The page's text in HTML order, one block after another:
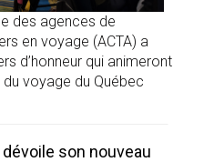
des agences de
en voyage (ACTA) a
d’honneur qui animeront
voyage du Québec
son nouveau